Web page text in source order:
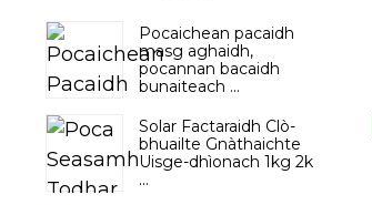
Pocaichean pacaidh
masg aghaidh,
pocannan bacaidh
bunaiteach ...
Solar Factaraidh Clò-
bhuailte Gnàthaichte
Uisge-dhìonach 1kg 2k
...